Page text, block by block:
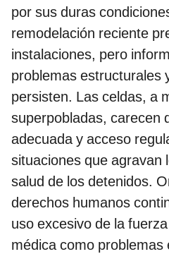
por sus duras
remodelación reciente
instalaciones, pero
problemas estructurales
persisten. Las celdas, a
superpobladas, carecen
adecuada y acceso
situaciones que agravan
salud de los detenidos.
derechos humanos
uso excesivo de la
médica como problemas